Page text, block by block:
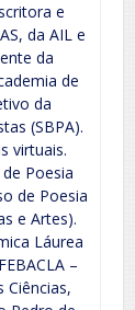
e
da AIL e
da
de
da
(SBPA).
virtuais.
Poesia
de Poesia
e Artes).
Láurea
–
Ciências,